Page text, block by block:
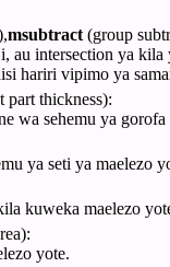
msubtract (group
au intersection ya
hariri vipimo ya
part thickness):
wa sehemu ya
ya seti ya maelezo
kuweka maelezo
yote.